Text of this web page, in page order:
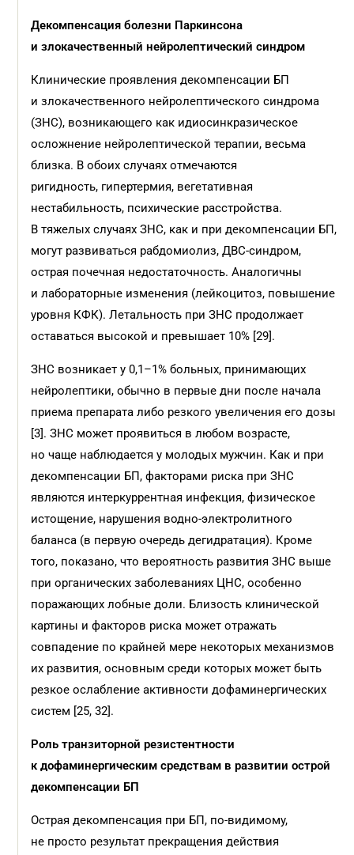
Декомпенсация болезни Паркинсона
и злокачественный нейролептический синдром
Клинические проявления декомпенсации БП
и злокачественного нейролептического синдрома
(ЗНС), возникающего как идиосинкразическое
осложнение нейролептической терапии, весьма
близка. В обоих случаях отмечаются
ригидность, гипертермия, вегетативная
нестабильность, психические расстройства.
В тяжелых случаях ЗНС, как и при декомпенсации БП,
могут развиваться рабдомиолиз, ДВС-синдром,
острая почечная недостаточность. Аналогичны
и лабораторные изменения (лейкоцитоз, повышение
уровня КФК). Летальность при ЗНС продолжает
оставаться высокой и превышает 10% [29].
ЗНС возникает у 0,1–1% больных, принимающих
нейролептики, обычно в первые дни после начала
приема препарата либо резкого увеличения его дозы
[3]. ЗНС может проявиться в любом возрасте,
но чаще наблюдается у молодых мужчин. Как и при
декомпенсации БП, факторами риска при ЗНС
являются интеркуррентная инфекция, физическое
истощение, нарушения водно-электролитного
баланса (в первую очередь дегидратация). Кроме
того, показано, что вероятность развития ЗНС выше
при органических заболеваниях ЦНС, особенно
поражающих лобные доли. Близость клинической
картины и факторов риска может отражать
совпадение по крайней мере некоторых механизмов
их развития, основным среди которых может быть
резкое ослабление активности дофаминергических
систем [25, 32].
Роль транзиторной резистентности
к дофаминергическим средствам в развитии острой
декомпенсации БП
Острая декомпенсация при БП, по-видимому,
не просто результат прекращения действия